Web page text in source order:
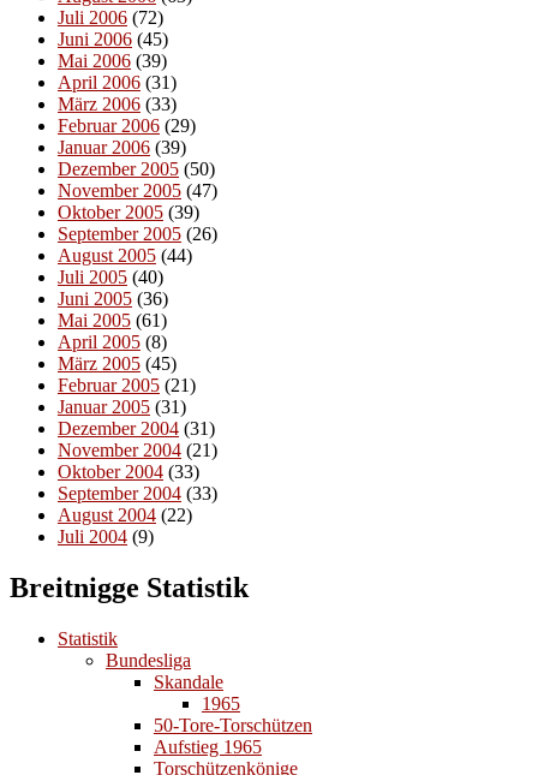
Juli 2006 (72)
Juni 2006 (45)
Mai 2006 (39)
April 2006 (31)
März 2006 (33)
Februar 2006 (29)
Januar 2006 (39)
Dezember 2005 (50)
November 2005 (47)
Oktober 2005 (39)
September 2005 (26)
August 2005 (44)
Juli 2005 (40)
Juni 2005 (36)
Mai 2005 (61)
April 2005 (8)
März 2005 (45)
Februar 2005 (21)
Januar 2005 (31)
Dezember 2004 (31)
November 2004 (21)
Oktober 2004 (33)
September 2004 (33)
August 2004 (22)
Juli 2004 (9)
Breitnigge Statistik
Statistik
Bundesliga
Skandale
1965
50-Tore-Torschützen
Aufstieg 1965
Torschützenkönige